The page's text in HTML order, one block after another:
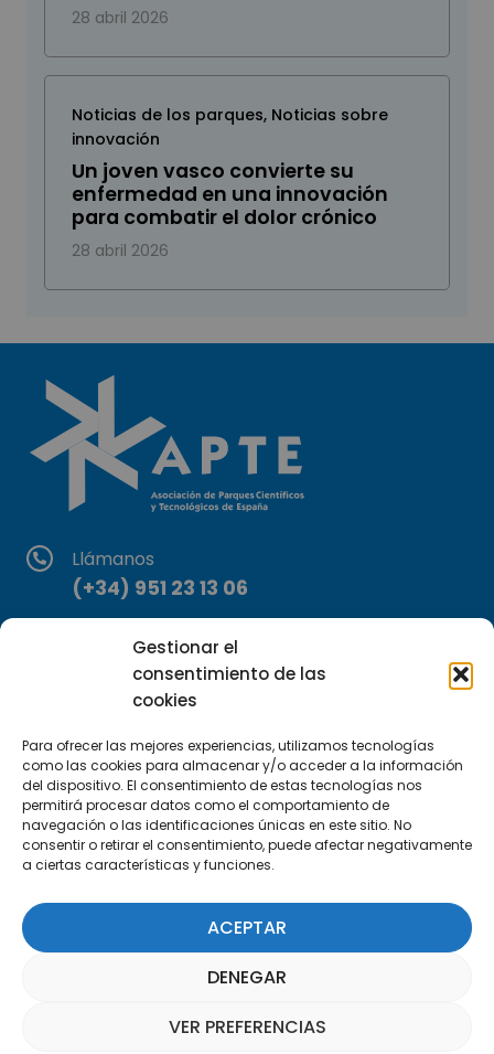
Gestionar el
consentimiento de las
cookies
Para ofrecer las mejores experiencias, utilizamos tecnologías
como las cookies para almacenar y/o acceder a la información
del dispositivo. El consentimiento de estas tecnologías nos
permitirá procesar datos como el comportamiento de
navegación o las identificaciones únicas en este sitio. No
consentir o retirar el consentimiento, puede afectar negativamente
a ciertas características y funciones.
ACEPTAR
DENEGAR
VER PREFERENCIAS
28 abril 2026
Noticias de los parques, Noticias sobre
innovación
Un joven vasco convierte su
enfermedad en una innovación
para combatir el dolor crónico
28 abril 2026
Llámanos
(+34) 951 23 13 06
Escríbenos
info@apte.org
C/Marie Curie, 35
29590 Campanillas, Málaga
Suscríbete a nuestra Newsletter
SUSCRÍBETE AQUÍ